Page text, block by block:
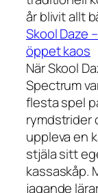
år blivit allt
Skool Daze
öppet kaos
När Skool
Spectrum
flesta spel
rymdstrider
uppleva en
stjäla sitt
kassaskåp.
jagande